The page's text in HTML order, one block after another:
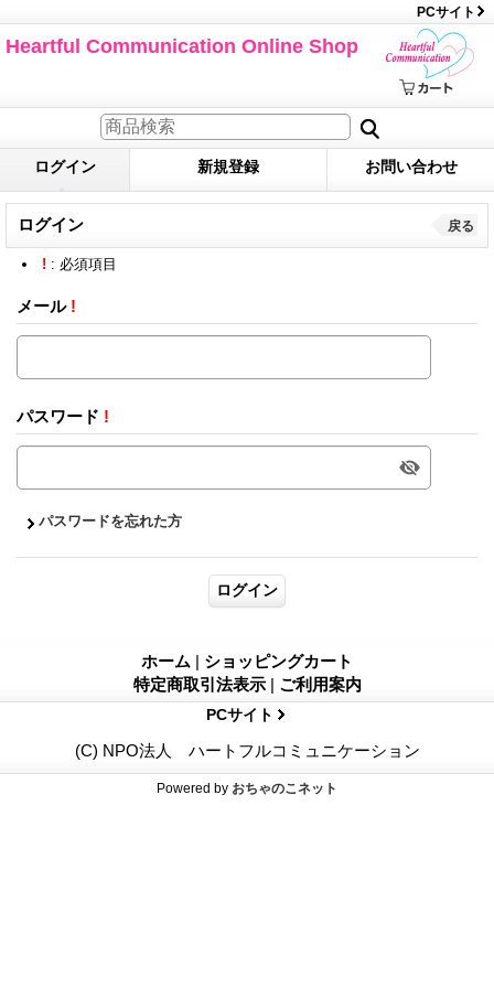
PCサイト
Heartful Communication Online Shop
ログイン 新規登録 お問い合わせ
ログイン 戻る
! : 必須項目
メール !
パスワード !
パスワードを忘れた方
ホーム | ショッピングカート
特定商取引法表示 | ご利用案内
PCサイト
(C) NPO法人 ハートフルコミュニケーション
Powered by おちゃのこネット